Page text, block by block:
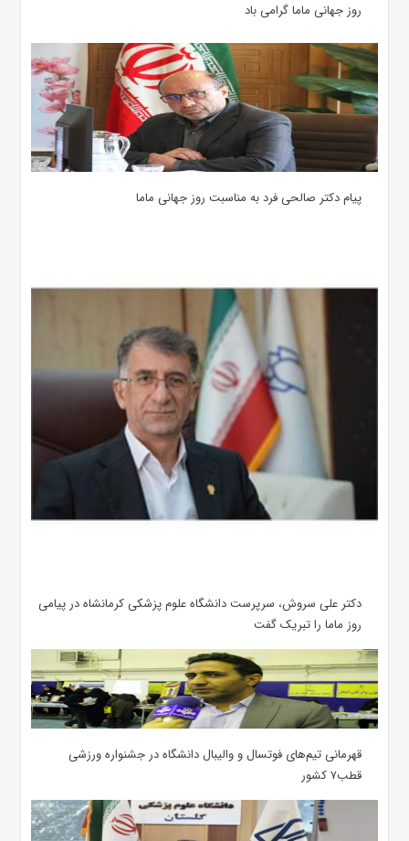
روز جهانی ماما گرامی باد
پیام دکتر صالحی فرد به مناسبت روز جهانی ماما
دکتر علی سروش، سرپرست دانشگاه علوم پزشکی کرمانشاه در پیامی
روز ماما را تبریک گفت
قهرمانی تیم‌های فوتسال و والیبال دانشگاه در جشنواره ورزشی
قطب۷ کشور